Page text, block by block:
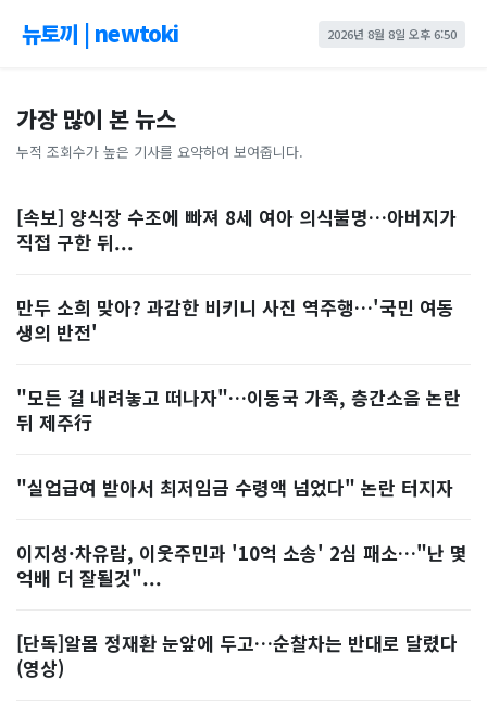
뉴토끼 | newtoki 2026년 8월 8일 오후 6:50
가장 많이 본 뉴스
누적 조회수가 높은 기사를 요약하여 보여줍니다.
[속보] 양식장 수조에 빠져 8세 여아 의식불명…아버지가
직접 구한 뒤...
만두 소희 맞아? 과감한 비키니 사진 역주행…'국민 여동
생의 반전'
"모든 걸 내려놓고 떠나자"…이동국 가족, 층간소음 논란
뒤 제주行
"실업급여 받아서 최저임금 수령액 넘었다" 논란 터지자
이지성·차유람, 이웃주민과 '10억 소송' 2심 패소…"난 몇
억배 더 잘될것"...
[단독]알몸 정재환 눈앞에 두고…순찰차는 반대로 달렸다
(영상)